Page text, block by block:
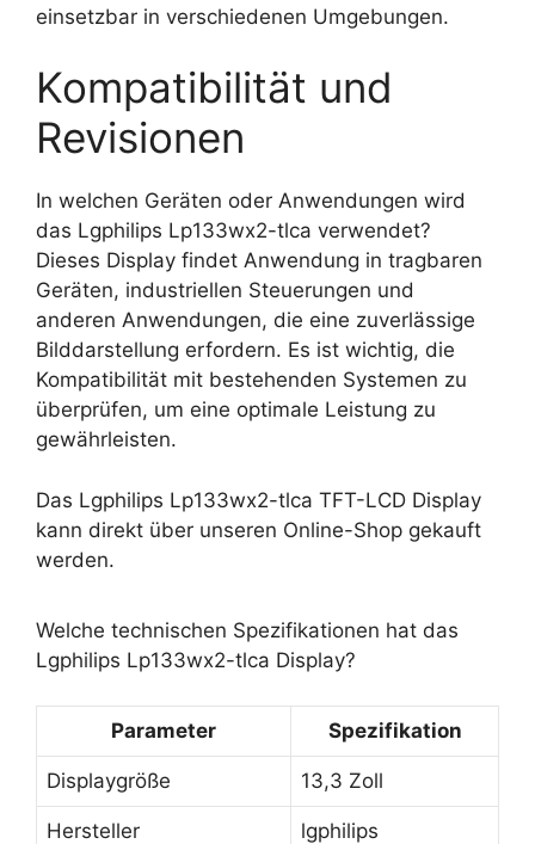
einsetzbar in verschiedenen Umgebungen.
Kompatibilität und
Revisionen
In welchen Geräten oder Anwendungen wird
das Lgphilips Lp133wx2-tlca verwendet?
Dieses Display findet Anwendung in tragbaren
Geräten, industriellen Steuerungen und
anderen Anwendungen, die eine zuverlässige
Bilddarstellung erfordern. Es ist wichtig, die
Kompatibilität mit bestehenden Systemen zu
überprüfen, um eine optimale Leistung zu
gewährleisten.
Das Lgphilips Lp133wx2-tlca TFT-LCD Display
kann direkt über unseren Online-Shop gekauft
werden.
Welche technischen Spezifikationen hat das
Lgphilips Lp133wx2-tlca Display?
Parameter Spezifikation
Displaygröße 13,3 Zoll
Hersteller lgphilips